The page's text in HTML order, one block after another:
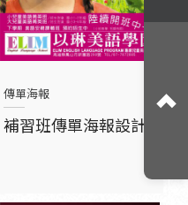
傳單海報
補習班傳單海報設計